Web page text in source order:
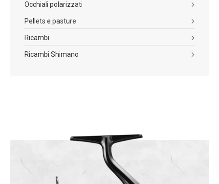
Occhiali polarizzati
Pellets e pasture
Ricambi
Ricambi Shimano